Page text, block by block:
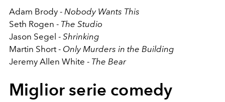
Adam Brody - Nobody Wants This
Seth Rogen - The Studio
Jason Segel - Shrinking
Martin Short - Only Murders in the Building
Jeremy Allen White - The Bear
Miglior serie comedy